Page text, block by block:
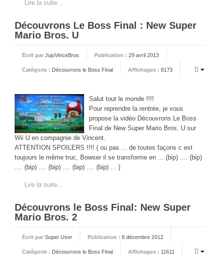
FICHIERS
PHOTOS
LIVE
Lire la suite...
Découvrons Le Boss Final : New Super
Mario Bros. U
Écrit par JujuVinceBros Publication : 29 avril 2013
Catégorie : Découvrons le Boss Final Affichages : 8173
Salut tout le monde !!!!
Pour reprendre la rentrée, je vous
propose la vidéo Découvrons Le Boss
Final de New Super Mario Bros. U sur
Wii U en compagnie de Vincent.
ATTENTION SPOILERS !!!! ( ou pas ... de toutes façons c est
toujours le même truc, Bowser il se transforme en ... (bip) .... (bip)
.... (bip) .... (bip) .... (bip) .... (bip) ... )
Lire la suite...
Découvrons le Boss Final: New Super
Mario Bros. 2
Écrit par Super User Publication : 8 décembre 2012
Catégorie : Découvrons le Boss Final Affichages : 11611